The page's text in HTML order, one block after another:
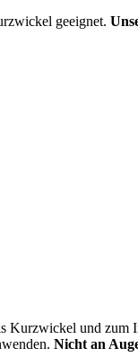
geeignet.
Kurzwickel und zum
Nicht an